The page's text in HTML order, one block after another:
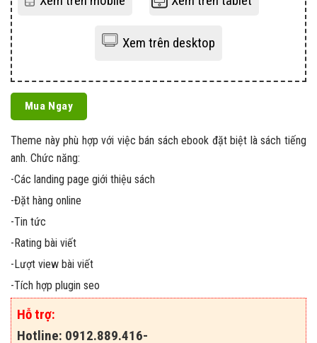
Xem trên desktop
Mua Ngay
Theme này phù hợp với việc bán sách ebook đặt biệt là sách tiếng
anh. Chức năng:
-Các landing page giới thiệu sách
-Đặt hàng online
-Tin tức
-Rating bài viết
-Lượt view bài viết
-Tích hợp plugin seo
Hỗ trợ:
Hotline: 0912.889.416-